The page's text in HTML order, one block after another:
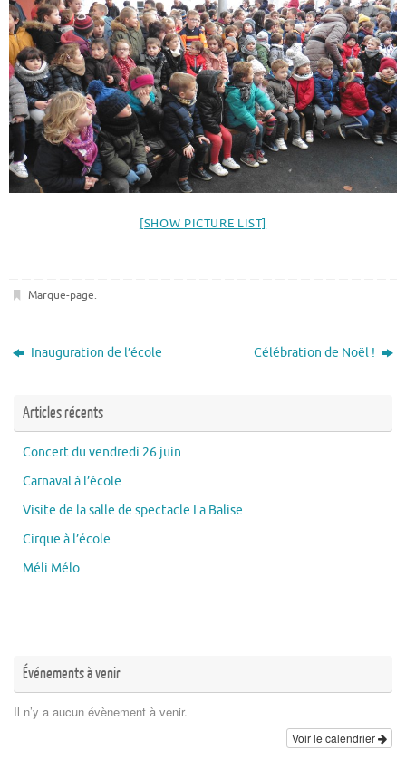
[SHOW PICTURE LIST]
Marque-page.
Inauguration de l’école Célébration de Noël !
Articles récents
Concert du vendredi 26 juin
Carnaval à l’école
Visite de la salle de spectacle La Balise
Cirque à l’école
Méli Mélo
Événements à venir
Il n’y a aucun évènement à venir.
Voir le calendrier